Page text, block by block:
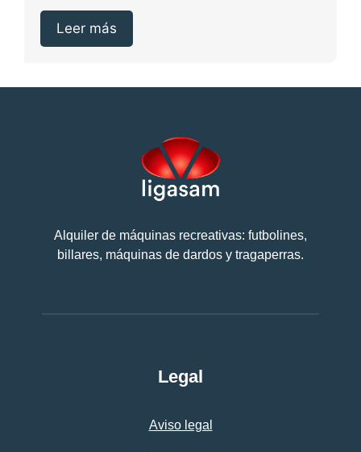
Leer más
Alquiler de máquinas recreativas: futbolines,
billares, máquinas de dardos y tragaperras.
Legal
Aviso legal